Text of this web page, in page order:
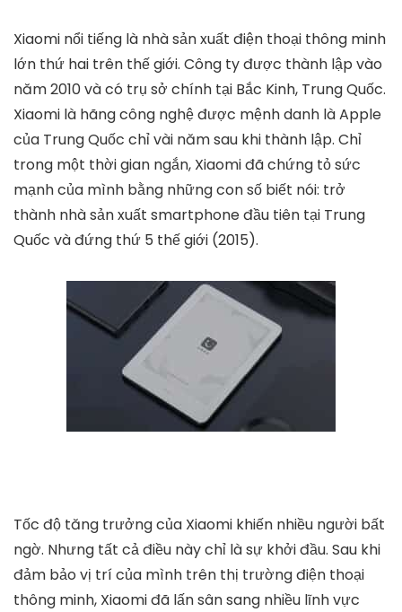
Xiaomi nổi tiếng là nhà sản xuất điện thoại thông minh
lớn thứ hai trên thế giới. Công ty được thành lập vào
năm 2010 và có trụ sở chính tại Bắc Kinh, Trung Quốc.
Xiaomi là hãng công nghệ được mệnh danh là Apple
của Trung Quốc chỉ vài năm sau khi thành lập. Chỉ
trong một thời gian ngắn, Xiaomi đã chứng tỏ sức
mạnh của mình bằng những con số biết nói: trở
thành nhà sản xuất smartphone đầu tiên tại Trung
Quốc và đứng thứ 5 thế giới (2015).
Tốc độ tăng trưởng của Xiaomi khiến nhiều người bất
ngờ. Nhưng tất cả điều này chỉ là sự khởi đầu. Sau khi
đảm bảo vị trí của mình trên thị trường điện thoại
thông minh, Xiaomi đã lấn sân sang nhiều lĩnh vực